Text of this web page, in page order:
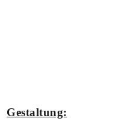
Gestaltung: